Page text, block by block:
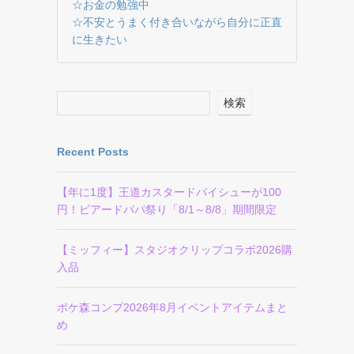
☆お金の勉強中
☆不安とうまく付き合いながら自分に正直
に生きたい
検索
Recent Posts
【年に1度】王道カスタードパイシューが100
円！ビアードパパ祭り「8/1～8/8」期間限定
【ミッフィー】スタジオクリップコラボ2026購
入品
ポケ森コンプ2026年8月イベントアイテムまと
め